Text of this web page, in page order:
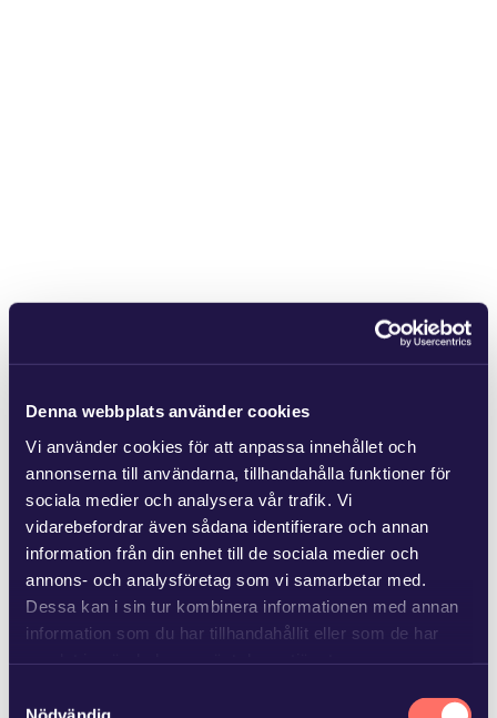
Denna webbplats använder cookies
Vi använder cookies för att anpassa innehållet och
annonserna till användarna, tillhandahålla funktioner för
sociala medier och analysera vår trafik. Vi
vidarebefordrar även sådana identifierare och annan
information från din enhet till de sociala medier och
annons- och analysföretag som vi samarbetar med.
Dessa kan i sin tur kombinera informationen med annan
information som du har tillhandahållit eller som de har
Läs mer ivår sekretesspolicy
om vilka vi är, hur du